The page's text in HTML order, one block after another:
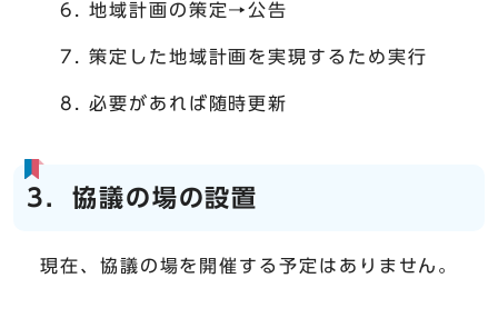
地域計画の策定→公告
策定した地域計画を実現するため実行
必要があれば随時更新
3．協議の場の設置
現在、協議の場を開催する予定はありません。